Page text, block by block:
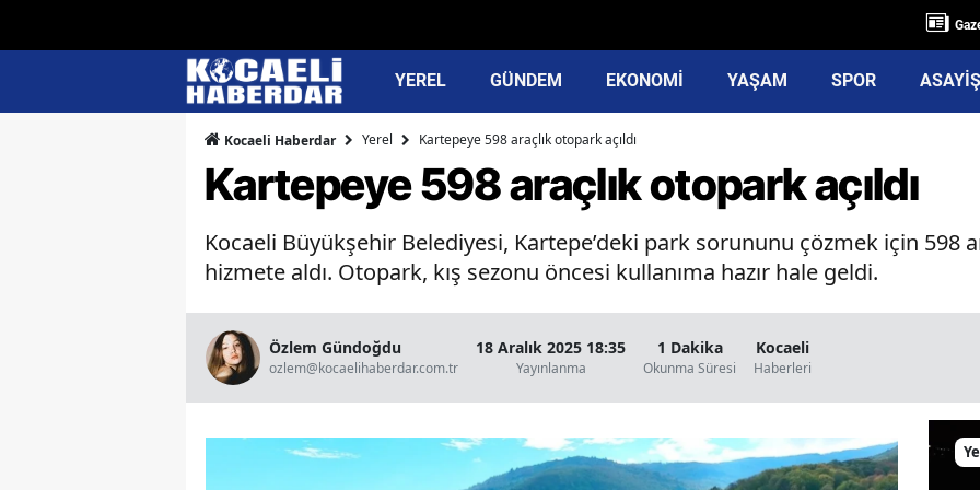
YEREL GÜNDEM EKONOMİ YAŞAM SPOR ASAYİŞ
Kocaeli Haberdar Yerel Kartepeye 598 araçlık otopark açıldı
Kartepeye 598 araçlık otopark açıldı
Kocaeli Büyükşehir Belediyesi, Kartepe’deki park sorununu çözmek için 598
hizmete aldı. Otopark, kış sezonu öncesi kullanıma hazır hale geldi.
Özlem Gündoğdu
ozlem@kocaelihaberdar.com.tr
18 Aralık 2025 18:35
Yayınlanma
1 Dakika
Okunma Süresi
Kocaeli
Haberleri